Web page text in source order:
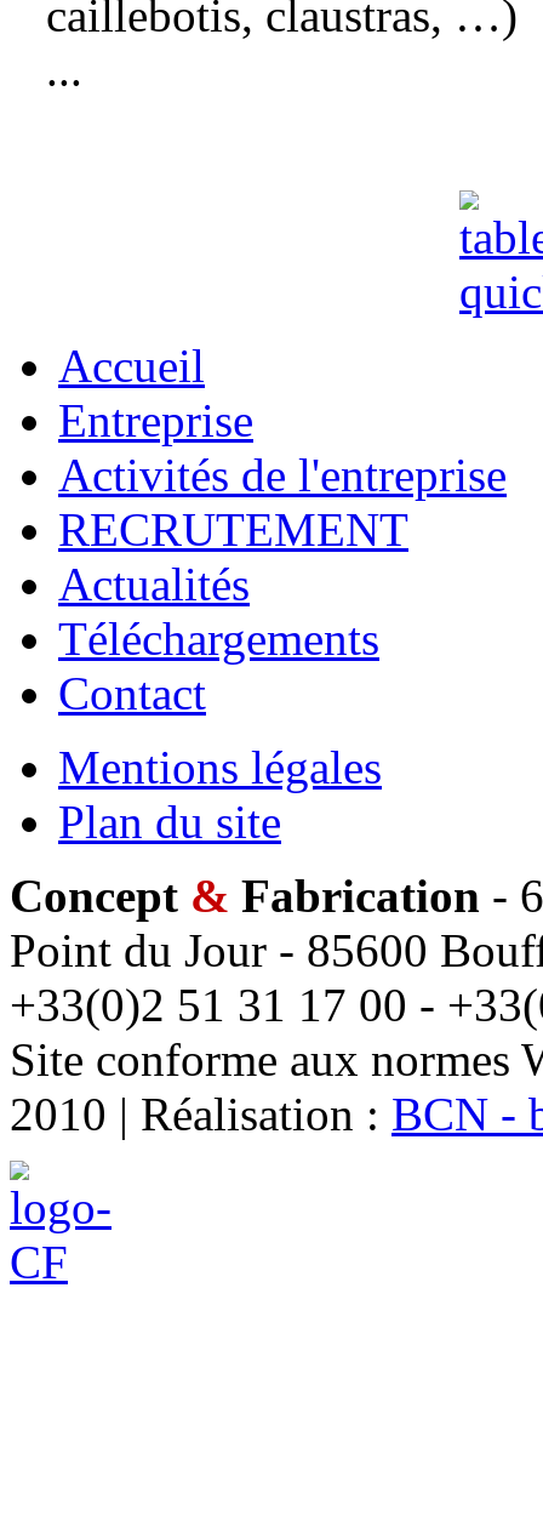
caillebotis, claustras, …)
...
Accueil
Entreprise
Activités de l'entreprise
RECRUTEMENT
Actualités
Téléchargements
Contact
Mentions légales
Plan du site
Concept & Fabrication -
Point du Jour - 85600
+33(0)2 51 31 17 00 -
Site conforme aux
2010 | Réalisation : BCN -